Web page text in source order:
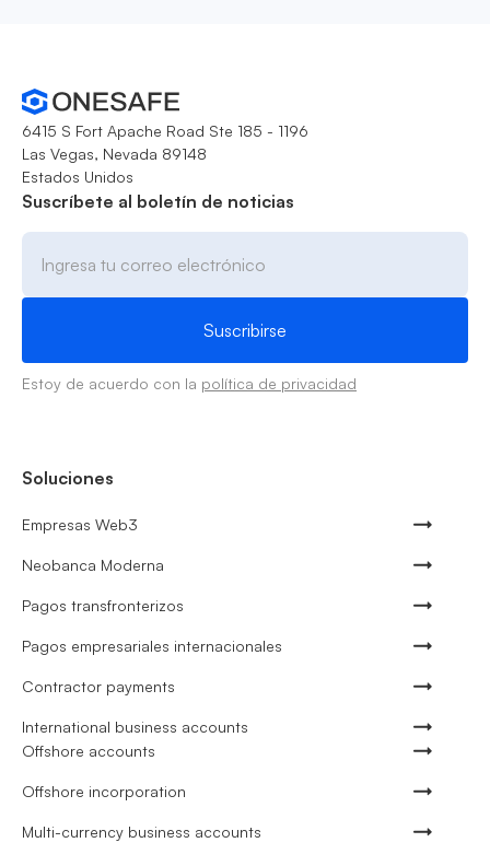
6415 S Fort Apache Road Ste 185 - 1196
Las Vegas, Nevada 89148
Estados Unidos
Suscríbete al boletín de noticias
Estoy de acuerdo con la política de privacidad
Soluciones
Empresas Web3
Neobanca Moderna
Pagos transfronterizos
Pagos empresariales internacionales
Contractor payments
International business accounts
Offshore accounts
Offshore incorporation
Multi-currency business accounts